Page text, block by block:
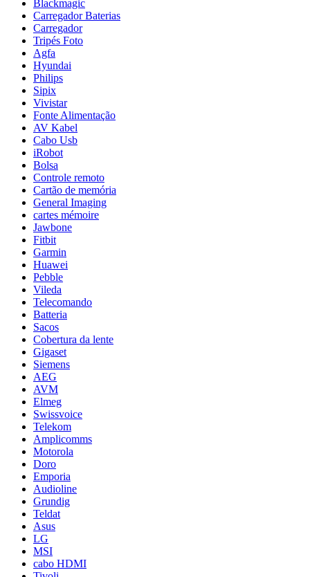
Blackmagic
Carregador Baterias
Carregador
Tripés Foto
Agfa
Hyundai
Philips
Sipix
Vivistar
Fonte Alimentação
AV Kabel
Cabo Usb
iRobot
Bolsa
Controle remoto
Cartão de memória
General Imaging
cartes mémoire
Jawbone
Fitbit
Garmin
Huawei
Pebble
Vileda
Telecomando
Batteria
Sacos
Cobertura da lente
Gigaset
Siemens
AEG
AVM
Elmeg
Swissvoice
Telekom
Amplicomms
Motorola
Doro
Emporia
Audioline
Grundig
Teldat
Asus
LG
MSI
cabo HDMI